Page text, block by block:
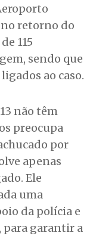
retorno do
115
sendo que
ao caso.
não têm
preocupa
por
apenas
Ele
uma
da polícia e
para garantir a